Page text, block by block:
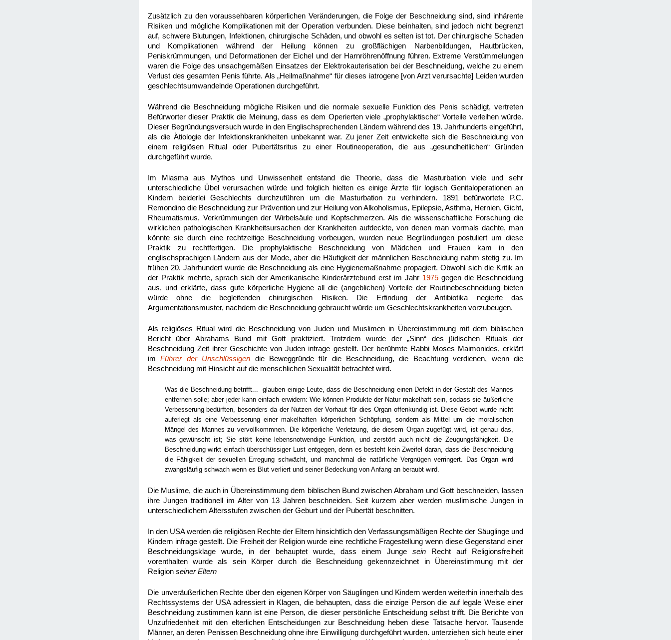
Zusätzlich zu den voraussehbaren körperlichen Veränderungen, die Folge der Beschneidung sind, sind inhärente
Risiken und mögliche Komplikationen mit der Operation verbunden. Diese beinhalten, sind jedoch nicht begrenzt
auf, schwere Blutungen, Infektionen, chirurgische Schäden, und obwohl es selten ist tot. Der chirurgische Schaden
und Komplikationen während der Heilung können zu großflächigen Narbenbildungen, Hautbrücken,
Peniskrümmungen, und Deformationen der Eichel und der Harnröhrenöffnung führen. Extreme Verstümmelungen
waren die Folge des unsachgemäßen Einsatzes der Elektrokauterisation bei der Beschneidung, welche zu einem
Verlust des gesamten Penis führte. Als „Heilmaßnahme“ für dieses iatrogene [von Arzt verursachte] Leiden wurden
geschlechtsumwandelnde Operationen durchgeführt.
Während die Beschneidung mögliche Risiken und die normale sexuelle Funktion des Penis schädigt, vertreten
Befürworter dieser Praktik die Meinung, dass es dem Operierten viele „prophylaktische“ Vorteile verleihen würde.
Dieser Begründungsversuch wurde in den Englischsprechenden Ländern während des 19. Jahrhunderts eingeführt,
als die Ätiologie der Infektionskrankheiten unbekannt war. Zu jener Zeit entwickelte sich die Beschneidung von
einem religiösen Ritual oder Pubertätsritus zu einer Routineoperation, die aus „gesundheitlichen“ Gründen
durchgeführt wurde.
Im Miasma aus Mythos und Unwissenheit entstand die Theorie, dass die Masturbation viele und sehr
unterschiedliche Übel verursachen würde und folglich hielten es einige Ärzte für logisch Genitaloperationen an
Kindern beiderlei Geschlechts durchzuführen um die Masturbation zu verhindern. 1891 befürwortete P.C.
Remondino die Beschneidung zur Prävention und zur Heilung von Alkoholismus, Epilepsie, Asthma, Hernien, Gicht,
Rheumatismus, Verkrümmungen der Wirbelsäule und Kopfschmerzen. Als die wissenschaftliche Forschung die
wirklichen pathologischen Krankheitsursachen der Krankheiten aufdeckte, von denen man vormals dachte, man
könnte sie durch eine rechtzeitige Beschneidung vorbeugen, wurden neue Begründungen postuliert um diese
Praktik zu rechtfertigen. Die prophylaktische Beschneidung von Mädchen und Frauen kam in den
englischsprachigen Ländern aus der Mode, aber die Häufigkeit der männlichen Beschneidung nahm stetig zu. Im
frühen 20. Jahrhundert wurde die Beschneidung als eine Hygienemaßnahme propagiert. Obwohl sich die Kritik an
der Praktik mehrte, sprach sich der Amerikanische Kinderärztebund erst im Jahr 1975 gegen die Beschneidung
aus, und erklärte, dass gute körperliche Hygiene all die (angeblichen) Vorteile der Routinebeschneidung bieten
würde ohne die begleitenden chirurgischen Risiken. Die Erfindung der Antibiotika negierte das
Argumentationsmuster, nachdem die Beschneidung gebraucht würde um Geschlechtskrankheiten vorzubeugen.
Als religiöses Ritual wird die Beschneidung von Juden und Muslimen in Übereinstimmung mit dem biblischen
Bericht über Abrahams Bund mit Gott praktiziert. Trotzdem wurde der „Sinn“ des jüdischen Rituals der
Beschneidung Zeit ihrer Geschichte von Juden infrage gestellt. Der berühmte Rabbi Moses Maimonides, erklärt
imFührer der Unschlüssigen die Beweggründe für die Beschneidung, die Beachtung verdienen, wenn die
Beschneidung mit Hinsicht auf die menschlichen Sexualität betrachtet wird.
Was die Beschneidung betrifft... glauben einige Leute, dass die Beschneidung einen Defekt in der Gestalt des Mannes
entfernen solle; aber jeder kann einfach erwidern: Wie können Produkte der Natur makelhaft sein, sodass sie äußerliche
Verbesserung bedürften, besonders da der Nutzen der Vorhaut für dies Organ offenkundig ist. Diese Gebot wurde nicht
auferlegt als eine Verbesserung einer makelhaften körperlichen Schöpfung, sondern als Mittel um die moralischen
Mängel des Mannes zu vervollkommnen. Die körperliche Verletzung, die diesem Organ zugefügt wird, ist genau das,
was gewünscht ist; Sie stört keine lebensnotwendige Funktion, und zerstört auch nicht die Zeugungsfähigkeit. Die
Beschneidung wirkt einfach überschüssiger Lust entgegen, denn es besteht kein Zweifel daran, dass die Beschneidung
die Fähigkeit der sexuellen Erregung schwächt, und manchmal die natürliche Vergnügen verringert. Das Organ wird
zwangsläufig schwach wenn es Blut verliert und seiner Bedeckung von Anfang an beraubt wird.
Die Muslime, die auch in Übereinstimmung dem biblischen Bund zwischen Abraham und Gott beschneiden, lassen
ihre Jungen traditionell im Alter von 13 Jahren beschneiden. Seit kurzem aber werden muslimische Jungen in
unterschiedlichem Altersstufen zwischen der Geburt und der Pubertät beschnitten.
In den USA werden die religiösen Rechte der Eltern hinsichtlich den Verfassungsmäßigen Rechte der Säuglinge und
Kindern infrage gestellt. Die Freiheit der Religion wurde eine rechtliche Fragestellung wenn diese Gegenstand einer
Beschneidungsklage wurde, in der behauptet wurde, dass einem Jungesein Recht auf Religionsfreiheit
vorenthalten wurde als sein Körper durch die Beschneidung gekennzeichnet in Übereinstimmung mit der
Religion seiner Eltern
Die unveräußerlichen Rechte über den eigenen Körper von Säuglingen und Kindern werden weiterhin innerhalb des
Rechtssystems der USA adressiert in Klagen, die behaupten, dass die einzige Person die auf legale Weise einer
Beschneidung zustimmen kann ist eine Person, die dieser persönliche Entscheidung selbst trifft. Die Berichte von
Unzufriedenheit mit den elterlichen Entscheidungen zur Beschneidung heben diese Tatsache hervor. Tausende
Männer, an deren Penissen Beschneidung ohne ihre Einwilligung durchgeführt wurden. unterziehen sich heute einer